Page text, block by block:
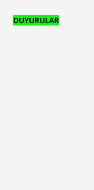
DUYURULAR